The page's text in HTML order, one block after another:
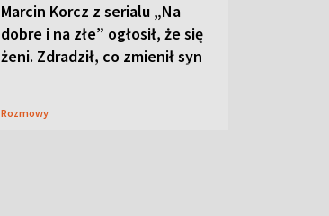
Marcin Korcz z serialu „Na
dobre i na złe” ogłosił, że się
żeni. Zdradził, co zmienił syn
Rozmowy